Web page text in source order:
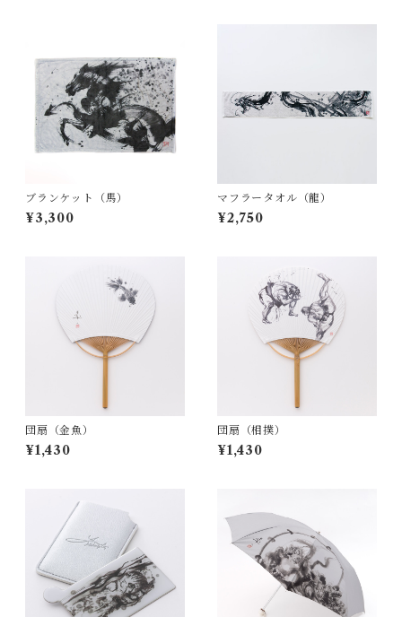
ブランケット（馬）
¥3,300
マフラータオル（龍）
¥2,750
団扇（金魚）
¥1,430
団扇（相撲）
¥1,430